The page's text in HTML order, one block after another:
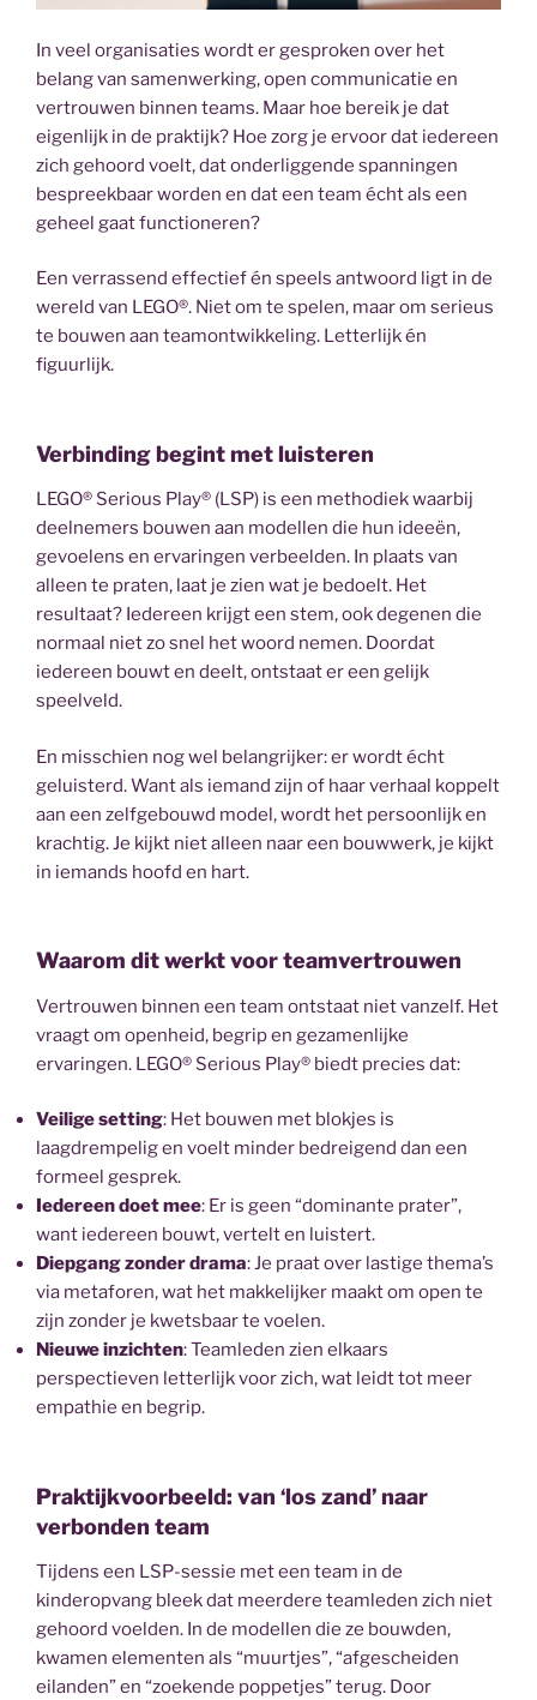
In veel organisaties wordt er gesproken over het
belang van samenwerking, open communicatie en
vertrouwen binnen teams. Maar hoe bereik je dat
eigenlijk in de praktijk? Hoe zorg je ervoor dat iedereen
zich gehoord voelt, dat onderliggende spanningen
bespreekbaar worden en dat een team écht als een
geheel gaat functioneren?
Een verrassend effectief én speels antwoord ligt in de
wereld van LEGO®. Niet om te spelen, maar om serieus
te bouwen aan teamontwikkeling. Letterlijk én
figuurlijk.
Verbinding begint met luisteren
LEGO® Serious Play® (LSP) is een methodiek waarbij
deelnemers bouwen aan modellen die hun ideeën,
gevoelens en ervaringen verbeelden. In plaats van
alleen te praten, laat je zien wat je bedoelt. Het
resultaat? Iedereen krijgt een stem, ook degenen die
normaal niet zo snel het woord nemen. Doordat
iedereen bouwt en deelt, ontstaat er een gelijk
speelveld.
En misschien nog wel belangrijker: er wordt écht
geluisterd. Want als iemand zijn of haar verhaal koppelt
aan een zelfgebouwd model, wordt het persoonlijk en
krachtig. Je kijkt niet alleen naar een bouwwerk, je kijkt
in iemands hoofd en hart.
Waarom dit werkt voor teamvertrouwen
Vertrouwen binnen een team ontstaat niet vanzelf. Het
vraagt om openheid, begrip en gezamenlijke
ervaringen. LEGO® Serious Play® biedt precies dat:
Veilige setting: Het bouwen met blokjes is
laagdrempelig en voelt minder bedreigend dan een
formeel gesprek.
Iedereen doet mee: Er is geen “dominante prater”,
want iedereen bouwt, vertelt en luistert.
Diepgang zonder drama: Je praat over lastige thema’s
via metaforen, wat het makkelijker maakt om open te
zijn zonder je kwetsbaar te voelen.
Nieuwe inzichten: Teamleden zien elkaars
perspectieven letterlijk voor zich, wat leidt tot meer
empathie en begrip.
Praktijkvoorbeeld: van ‘los zand’ naar
verbonden team
Tijdens een LSP-sessie met een team in de
kinderopvang bleek dat meerdere teamleden zich niet
gehoord voelden. In de modellen die ze bouwden,
kwamen elementen als “muurtjes”, “afgescheiden
eilanden” en “zoekende poppetjes” terug. Door